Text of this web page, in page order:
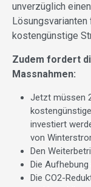
unverzüglich
Lösungsvarianten
kostengünstige
Zudem fordert
Massnahmen:
Jetzt müssen
investiert
von
Den
Die
Die CO2-